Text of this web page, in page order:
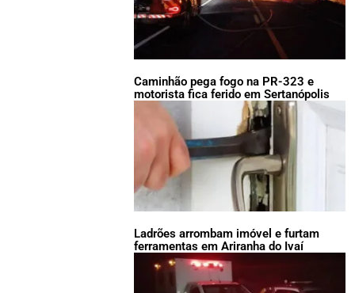
Caminhão pega fogo na PR-323 e
motorista fica ferido em Sertanópolis
Ladrões arrombam imóvel e furtam
ferramentas em Ariranha do Ivaí